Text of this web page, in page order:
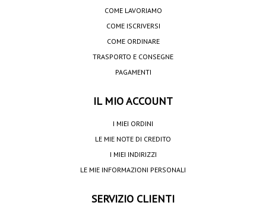
COME LAVORIAMO
COME ISCRIVERSI
COME ORDINARE
TRASPORTO E CONSEGNE
PAGAMENTI
IL MIO ACCOUNT
I MIEI ORDINI
LE MIE NOTE DI CREDITO
I MIEI INDIRIZZI
LE MIE INFORMAZIONI PERSONALI
SERVIZIO CLIENTI